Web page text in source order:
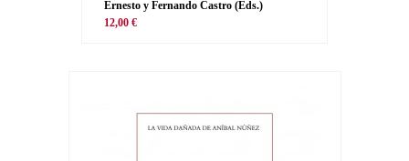
Ernesto y Fernando Castro (Eds.)
12,00 €